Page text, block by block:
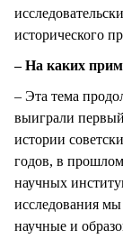
исторического
– На каких
– Эта тема
выиграли
истории
годов, в
научных
исследования
научные и